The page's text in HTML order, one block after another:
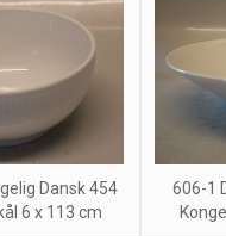
Dansk 454
6 x 113 cm
606-1